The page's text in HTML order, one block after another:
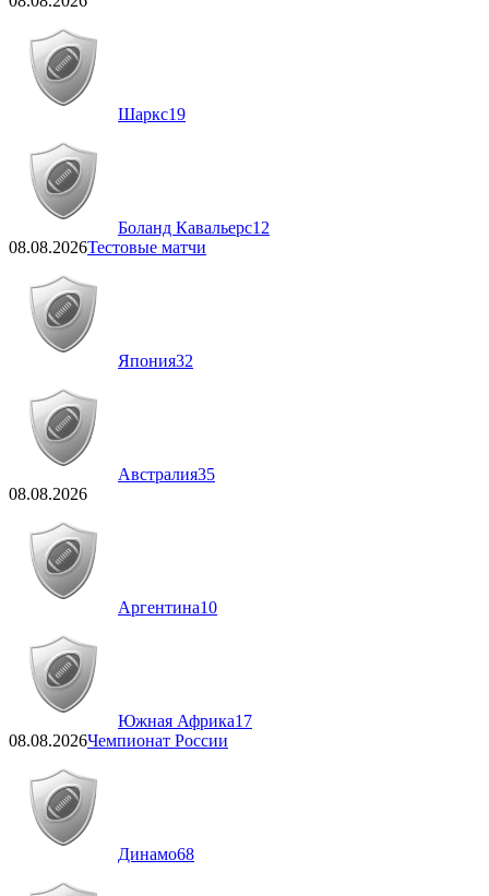
Шаркс19
Боланд Кавальерс12
08.08.2026Тестовые матчи
Япония32
Австралия35
08.08.2026
Аргентина10
Южная Африка17
08.08.2026Чемпионат России
Динамо68